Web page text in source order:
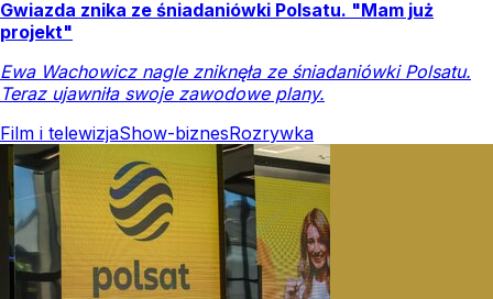
Gwiazda znika ze śniadaniówki Polsatu. "Mam już
projekt"
Ewa Wachowicz nagle zniknęła ze śniadaniówki Polsatu.
Teraz ujawniła swoje zawodowe plany.
Film i telewizjaShow-biznesRozrywka